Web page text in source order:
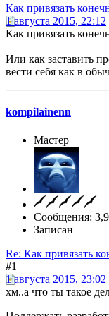
Как привязать
1 августа 2015, 22:12
Как привязать
Или как заставить
вести себя как в
kompilainenn
Мастер
Сообщения:
Записан
Re: Как привязать
#1
1 августа 2015, 23:02
хм..а что ты такое